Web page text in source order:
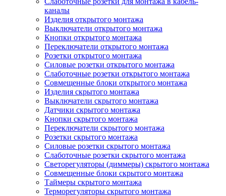
каналы
Изделия открытого монтажа
Выключатели открытого монтажа
Кнопки открытого монтажа
Переключатели открытого монтажа
Розетки открытого монтажа
Силовые розетки открытого монтажа
Слаботочные розетки открытого монтажа
Совмещенные блоки открытого монтажа
Изделия скрытого монтажа
Выключатели скрытого монтажа
Датчики скрытого монтажа
Кнопки скрытого монтажа
Переключатели скрытого монтажа
Розетки скрытого монтажа
Силовые розетки скрытого монтажа
Слаботочные розетки скрытого монтажа
Светорегуляторы (диммеры) скрытого монтажа
Совмещенные блоки скрытого монтажа
Таймеры скрытого монтажа
Терморегуляторы скрытого монтажа